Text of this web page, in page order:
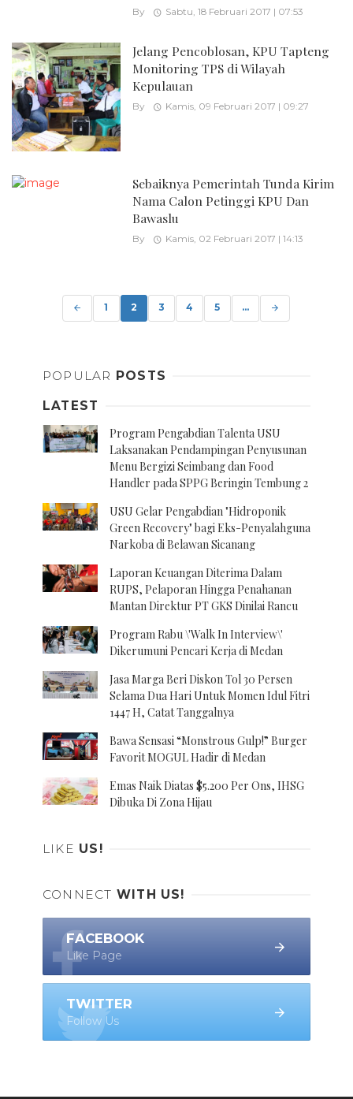
By Sabtu, 18 Februari 2017 | 07:53
Jelang Pencoblosan, KPU Tapteng
Monitoring TPS di Wilayah
Kepulauan
By Kamis, 09 Februari 2017 | 09:27
Sebaiknya Pemerintah Tunda Kirim
Nama Calon Petinggi KPU Dan
Bawaslu
By Kamis, 02 Februari 2017 | 14:13
navigation
1 2 3 4 5 ...
POPULAR POSTS
LATEST
Program Pengabdian Talenta USU
Laksanakan Pendampingan Penyusunan
Menu Bergizi Seimbang dan Food
Handler pada SPPG Beringin Tembung 2
USU Gelar Pengabdian "Hidroponik
Green Recovery" bagi Eks-Penyalahguna
Narkoba di Belawan Sicanang
Laporan Keuangan Diterima Dalam
RUPS, Pelaporan Hingga Penahanan
Mantan Direktur PT GKS Dinilai Rancu
Program Rabu \'Walk In Interview\'
Dikerumuni Pencari Kerja di Medan
Jasa Marga Beri Diskon Tol 30 Persen
Selama Dua Hari Untuk Momen Idul Fitri
1447 H, Catat Tanggalnya
Bawa Sensasi “Monstrous Gulp!” Burger
Favorit MOGUL Hadir di Medan
Emas Naik Diatas $5.200 Per Ons, IHSG
Dibuka Di Zona Hijau
LIKE US!
CONNECT WITH US!
FACEBOOK
Like Page
TWITTER
Follow Us